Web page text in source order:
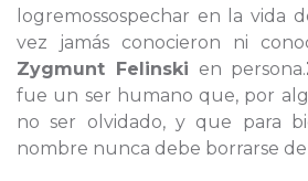
logremossospechar en la vida
vez jamás conocieron ni
Zygmunt Felinski en persona.
fue un ser humano que, por
no ser olvidado, y que para
nombre nunca debe borrarse de